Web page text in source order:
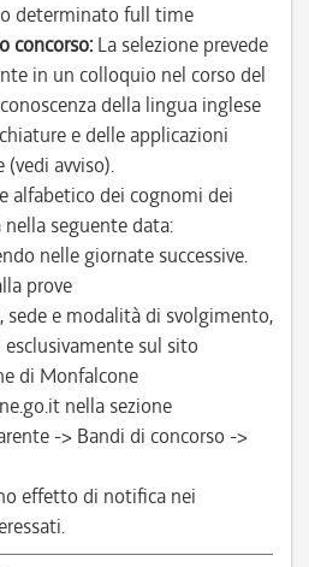
determinato full time
concorso: La selezione prevede
in un colloquio nel corso del
della lingua inglese
e delle applicazioni
avviso).
alfabetico dei cognomi dei
seguente data:
nelle giornate successive.
prove
e modalità di svolgimento,
sul sito
di Monfalcone
nella sezione
-> Bandi di concorso ->
effetto di notifica nei